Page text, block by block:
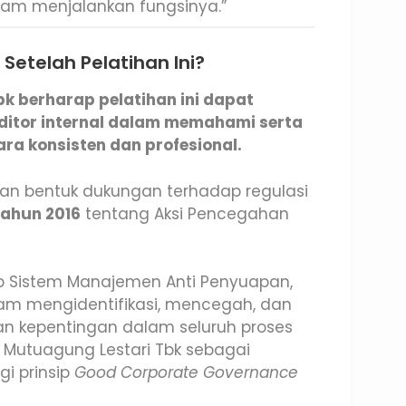
menjalankan fungsinya.”
Pelatihan Ini?
berharap pelatihan ini dapat
internal dalam memahami serta
konsisten dan profesional.
bentuk dukungan terhadap regulasi
2016 tentang Aksi Pencegahan
Manajemen Anti Penyuapan,
mengidentifikasi, mencegah, dan
kepentingan dalam seluruh proses
Lestari Tbk sebagai
prinsip Good Corporate Governance